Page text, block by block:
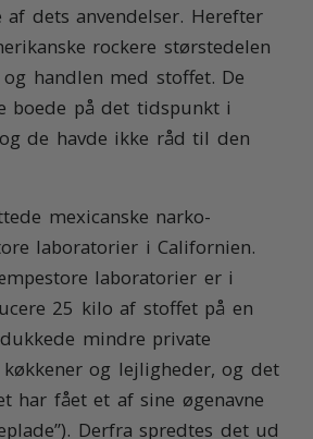
dets anvendelser. Herefter
rockere størstedelen
handlen med stoffet. De
boede på det tidspunkt i
de havde ikke råd til den
mexicanske narko-
laboratorier i Californien.
laboratorier er i
25 kilo af stoffet på en
mindre private
og lejligheder, og det
har fået et af sine øgenavne
Derfra spredtes det ud